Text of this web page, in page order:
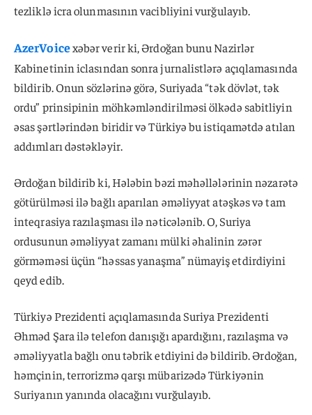
tezliklə icra olunmasının vacibliyini vurğulayıb.
AzerVoicexəbər verir ki, Ərdoğan bunu Nazirlər
Kabinetinin iclasından sonra jurnalistlərə açıqlamasında
bildirib. Onun sözlərinə görə, Suriyada “tək dövlət, tək
ordu” prinsipinin möhkəmləndirilməsi ölkədə sabitliyin
əsas şərtlərindən biridir və Türkiyə bu istiqamətdə atılan
addımları dəstəkləyir.
Ərdoğan bildirib ki, Hələbin bəzi məhəllələrinin nəzarətə
götürülməsi ilə bağlı aparılan əməliyyat atəşkəs və tam
inteqrasiya razılaşması ilə nəticələnib. O, Suriya
ordusunun əməliyyat zamanı mülki əhalinin zərər
görməməsi üçün “həssas yanaşma” nümayiş etdirdiyini
qeyd edib.
Türkiyə Prezidenti açıqlamasında Suriya Prezidenti
Əhməd Şara ilə telefon danışığı apardığını, razılaşma və
əməliyyatla bağlı onu təbrik etdiyini də bildirib. Ərdoğan,
həmçinin, terrorizmə qarşı mübarizədə Türkiyənin
Suriyanın yanında olacağını vurğulayıb.